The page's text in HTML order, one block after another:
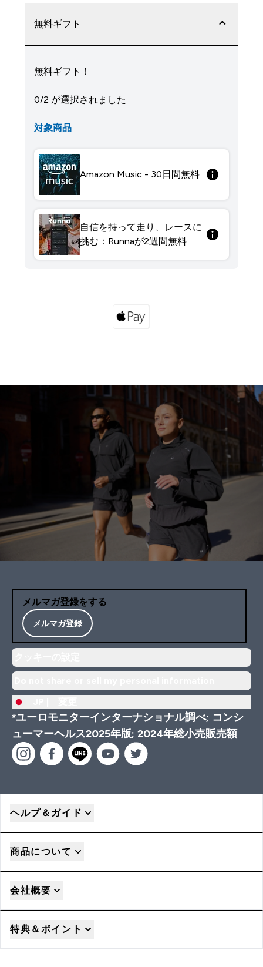
無料ギフト
無料ギフト！
0/2 が選択されました
対象商品
Amazon Music - 30日間無料
自信を持って走り、レースに
挑む：Runnaが2週間無料
メルマガ登録をする
メルマガ登録
*ユーロモニターインターナショナル調べ; コンシ
ューマーヘルス2025年版; 2024年総小売販売額
ヘルプ＆ガイド
商品について
会社概要
特典＆ポイント